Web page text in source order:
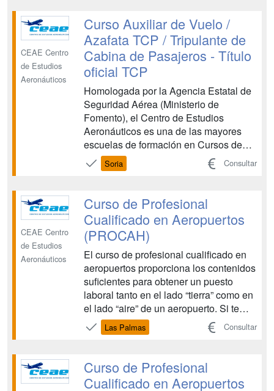
para las personas con discapacidad y
con la eficacia y calidad requeridas.
OPERACIONES DE G...
CEAE Centro
de Estudios
Aeronáuticos
Curso Auxiliar de Vuelo /
Azafata TCP / Tripulante de
Cabina de Pasajeros - Título
oficial TCP
Homologada por la Agencia Estatal de
Seguridad Aérea (Ministerio de
Fomento), el Centro de Estudios
Aeronáuticos es una de las mayores
escuelas de formación en Cursos de
Tripulante de Cabina de Pasajeros y
Cursos de Técnicos de Operaciones
de prestigio que colabora con las
principales compañías aéreas en la
forma...
Soria Consultar
CEAE Centro
de Estudios
Aeronáuticos
Curso de Profesional
Cualificado en Aeropuertos
(PROCAH)
El curso de profesional cualificado en
aeropuertos proporciona los contenidos
suficientes para obtener un puesto
laboral tanto en el lado “tierra” como en
el lado “aire” de un aeropuerto. Si te
gusta esta profesión no será difícil
conseguir tu implicación lo que
para ambas partes. Para ello te
preparamos para ...
Las Palmas Consultar
Curso de Profesional
Cualificado en Aeropuertos